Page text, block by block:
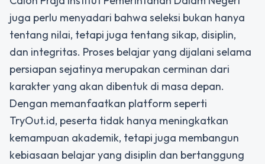
juga perlu menyadari bahwa seleksi bukan hanya
tentang nilai, tetapi juga tentang sikap, disiplin,
dan integritas. Proses belajar yang dijalani selama
persiapan sejatinya merupakan cerminan dari
karakter yang akan dibentuk di masa depan.
Dengan memanfaatkan platform seperti
TryOut.id, peserta tidak hanya meningkatkan
kemampuan akademik, tetapi juga membangun
kebiasaan belajar yang disiplin dan bertanggung